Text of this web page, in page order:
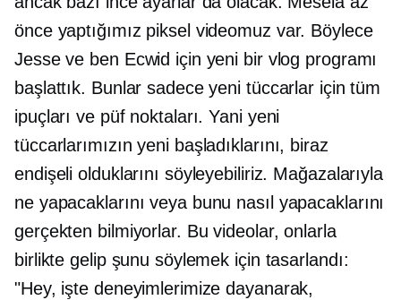
önce yaptığımız piksel videomuz var. Böylece
Jesse ve ben Ecwid için yeni bir vlog programı
başlattık. Bunlar sadece yeni tüccarlar için tüm
ipuçları ve püf noktaları. Yani yeni
tüccarlarımızın yeni başladıklarını, biraz
endişeli olduklarını söyleyebiliriz. Mağazalarıyla
ne yapacaklarını veya bunu nasıl yapacaklarını
gerçekten bilmiyorlar. Bu videolar, onlarla
birlikte gelip şunu söylemek için tasarlandı:
"Hey, işte deneyimlerimize dayanarak,